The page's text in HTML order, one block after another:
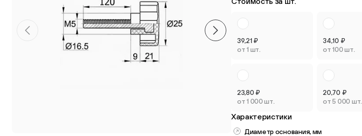
39,21 ₽
от 1 шт.
34,10 ₽
от 100 шт.
23,80 ₽
от 1 000 шт.
20,70 ₽
от 5 000 шт.
Характеристики
Диаметр основания, мм
Фиксаторы - барашки
Заглушки для труб с резьбой
Круглые мебельные опоры
9 товаров
3 товара